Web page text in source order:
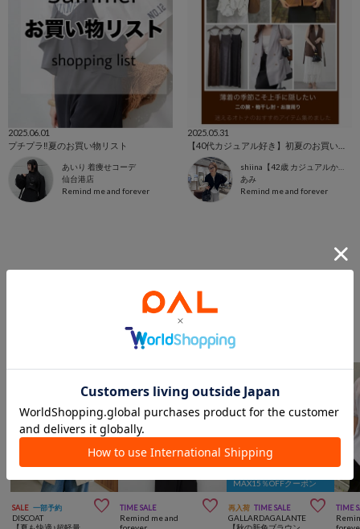
2025.06.01
プチプラ‼️夏のお買い物リスト
あいり 着痩せコーデ
仙台港店
Remind me and forever
2025.05.31
あみ
Remind me and forever
このアイテムを見た人は
こんなアイテムも見ています
ジャケット/アウターからのおすすめ
SALE 一部予約 
DISCOAT
TIME SALE 
Remind me and
MAX15％OFFクーポン
再入荷 TIME SALE 
GALLARDAGALANTE
TIME